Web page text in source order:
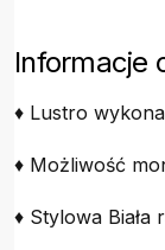
Informacje
♦ Lustro
♦ Możliwość
♦ Stylowa Biała